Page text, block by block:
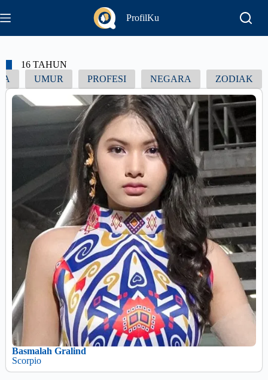
ProfilKu
16 TAHUN
UMUR PROFESI NEGARA ZODIAK
Basmalah Gralind
Scorpio